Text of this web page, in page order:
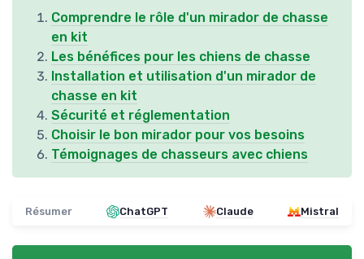
Comprendre le rôle d'un mirador de chasse
en kit
Les bénéfices pour les chiens de chasse
Installation et utilisation d'un mirador de
chasse en kit
Sécurité et réglementation
Choisir le bon mirador pour vos besoins
Témoignages de chasseurs avec chiens
Résumer ChatGPT Claude Mistral